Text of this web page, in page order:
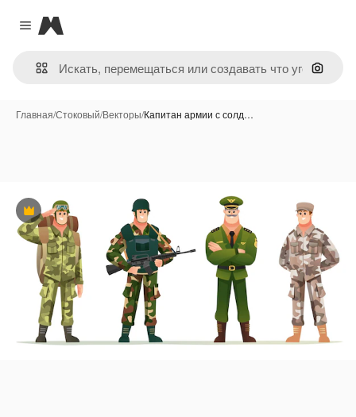
Close menu
Magnific
Поиск
Главная/Стоковый/Векторы/Капитан армии с солд…
Премиум